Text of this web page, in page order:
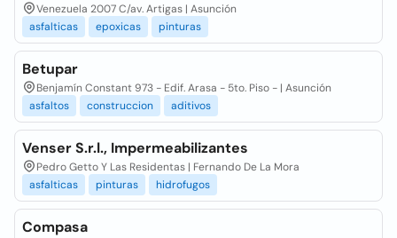
Venezuela 2007 C/av. Artigas | Asunción
asfalticas
epoxicas pinturas
Betupar
Benjamín Constant 973 - Edif. Arasa - 5to. Piso - | Asunción
asfaltos
construccion aditivos
Venser S.r.l., Impermeabilizantes
Pedro Getto Y Las Residentas | Fernando De La Mora
asfalticas
pinturas hidrofugos
Compasa